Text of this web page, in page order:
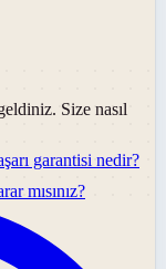
Size nasıl
garantisi nedir?
mısınız?